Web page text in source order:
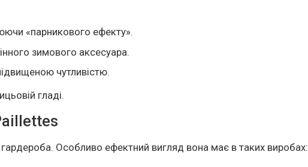
«парникового ефекту».
зимового аксесуара.
чутливістю.
гладі.
Особливо ефектний вигляд вона має в таких виробах: